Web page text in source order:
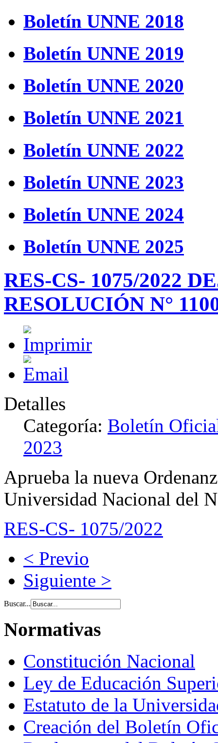
Boletín UNNE 2018
Boletín UNNE 2019
Boletín UNNE 2020
Boletín UNNE 2021
Boletín UNNE 2022
Boletín UNNE 2023
Boletín UNNE 2024
Boletín UNNE 2025
RES-CS- 1075/2022
RESOLUCIÓN N°
Detalles
Categoría: Boletín
2023
Aprueba la nueva
Universidad Nacional del
RES-CS- 1075/2022
< Previo
Siguiente >
Buscar...
Normativas
Constitución Nacional
Ley de Educación
Estatuto de la
Creación del Boletín